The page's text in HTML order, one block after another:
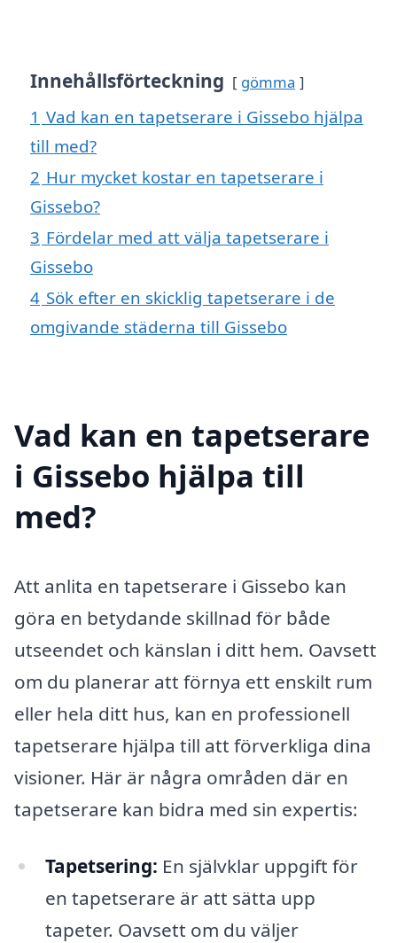
Innehållsförteckning gömma
1 Vad kan en tapetserare i Gissebo hjälpa
till med?
2 Hur mycket kostar en tapetserare i
Gissebo?
3 Fördelar med att välja tapetserare i
Gissebo
4 Sök efter en skicklig tapetserare i de
omgivande städerna till Gissebo
Vad kan en tapetserare
i Gissebo hjälpa till
med?
Att anlita en tapetserare i Gissebo kan
göra en betydande skillnad för både
utseendet och känslan i ditt hem. Oavsett
om du planerar att förnya ett enskilt rum
eller hela ditt hus, kan en professionell
tapetserare hjälpa till att förverkliga dina
visioner. Här är några områden där en
tapetserare kan bidra med sin expertis:
Tapetsering: En självklar uppgift för
en tapetserare är att sätta upp
tapeter. Oavsett om du väljer